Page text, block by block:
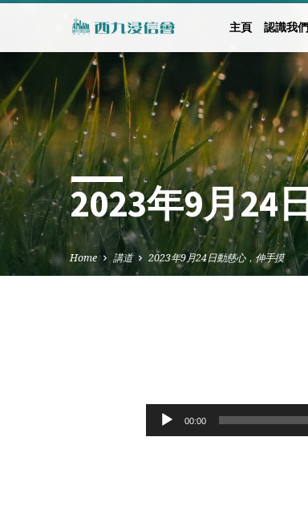
主頁 認識我們
2023年9月24
Home 講道 2023年9月24日動慈心，伸手摸
Audio
Player
00:00